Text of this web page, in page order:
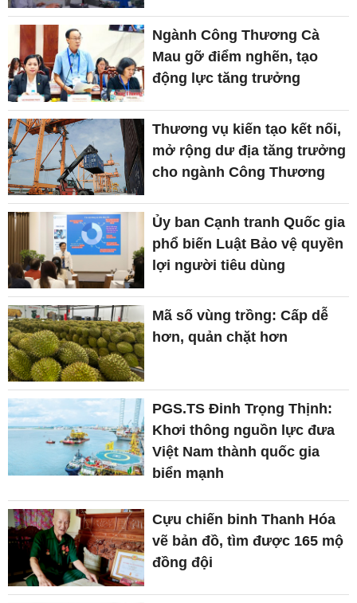
Ngành Công Thương Cà
Mau gỡ điểm nghẽn, tạo
động lực tăng trưởng
Thương vụ kiến tạo kết nối,
mở rộng dư địa tăng trưởng
cho ngành Công Thương
Ủy ban Cạnh tranh Quốc gia
phổ biến Luật Bảo vệ quyền
lợi người tiêu dùng
Mã số vùng trồng: Cấp dễ
hơn, quản chặt hơn
PGS.TS Đinh Trọng Thịnh:
Khơi thông nguồn lực đưa
Việt Nam thành quốc gia
biển mạnh
Cựu chiến binh Thanh Hóa
vẽ bản đồ, tìm được 165 mộ
đồng đội